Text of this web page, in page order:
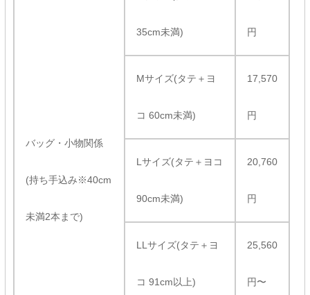
バッグ・小物関係
(持ち手込み※40cm
未満2本まで)
35cm未満) 円
Mサイズ(タテ＋ヨ
コ 60cm未満)
17,570
円
Lサイズ(タテ＋ヨコ
90cm未満)
20,760
円
LLサイズ(タテ＋ヨ
コ 91cm以上)
25,560
円〜